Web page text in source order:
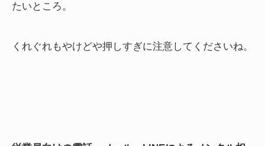
たいところ。
くれぐれもやけどや押しすぎに注意してくださいね。